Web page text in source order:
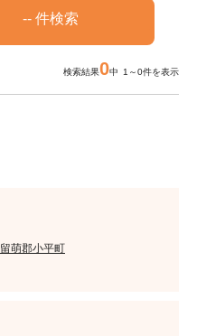
検索結果0中 1～0件を表示
留萌郡小平町